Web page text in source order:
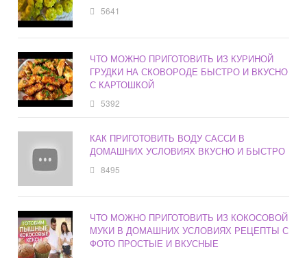
5641
ЧТО МОЖНО ПРИГОТОВИТЬ ИЗ КУРИНОЙ
ГРУДКИ НА СКОВОРОДЕ БЫСТРО И ВКУСНО
С КАРТОШКОЙ
5392
КАК ПРИГОТОВИТЬ ВОДУ САССИ В
ДОМАШНИХ УСЛОВИЯХ ВКУСНО И БЫСТРО
8495
ЧТО МОЖНО ПРИГОТОВИТЬ ИЗ КОКОСОВОЙ
МУКИ В ДОМАШНИХ УСЛОВИЯХ РЕЦЕПТЫ С
ФОТО ПРОСТЫЕ И ВКУСНЫЕ